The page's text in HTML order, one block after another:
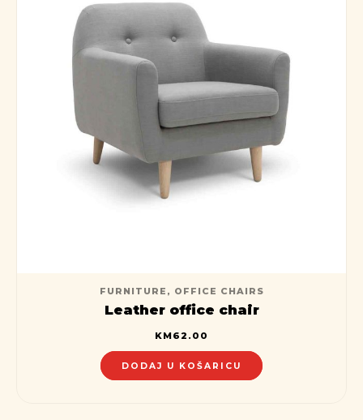
FURNITURE , OFFICE CHAIRS
Leather office chair
KM62.00
DODAJ U KOŠARICU